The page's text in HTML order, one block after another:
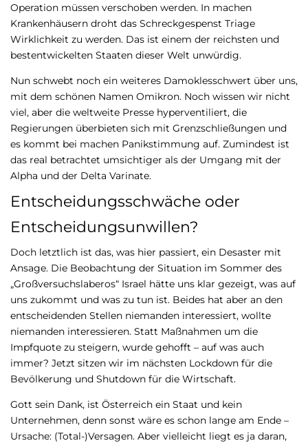
Operation müssen verschoben werden. In machen
Krankenhäusern droht das Schreckgespenst Triage
Wirklichkeit zu werden. Das ist einem der reichsten und
bestentwickelten Staaten dieser Welt unwürdig.
Nun schwebt noch ein weiteres Damoklesschwert über uns,
mit dem schönen Namen Omikron. Noch wissen wir nicht
viel, aber die weltweite Presse hyperventiliert, die
Regierungen überbieten sich mit Grenzschließungen und
es kommt bei machen Panikstimmung auf. Zumindest ist
das real betrachtet umsichtiger als der Umgang mit der
Alpha und der Delta Varinate.
Entscheidungsschwäche oder
Entscheidungsunwillen?
Doch letztlich ist das, was hier passiert, ein Desaster mit
Ansage. Die Beobachtung der Situation im Sommer des
„Großversuchslaberos“ Israel hätte uns klar gezeigt, was auf
uns zukommt und was zu tun ist. Beides hat aber an den
entscheidenden Stellen niemanden interessiert, wollte
niemanden interessieren. Statt Maßnahmen um die
Impfquote zu steigern, wurde gehofft – auf was auch
immer? Jetzt sitzen wir im nächsten Lockdown für die
Bevölkerung und Shutdown für die Wirtschaft.
Gott sein Dank, ist Österreich ein Staat und kein
Unternehmen, denn sonst wäre es schon lange am Ende –
Ursache: (Total-)Versagen. Aber vielleicht liegt es ja daran,